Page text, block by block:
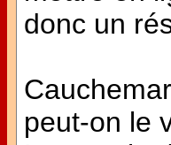
donc un
peut-on le